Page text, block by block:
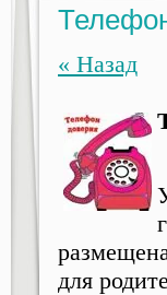
« Назад
для